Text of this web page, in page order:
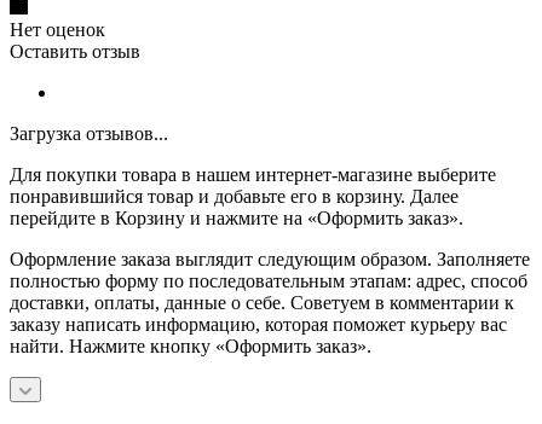
Нет оценок
Оставить отзыв
Загрузка отзывов...
Для покупки товара в нашем интернет-магазине выберите
понравившийся товар и добавьте его в корзину. Далее
перейдите в Корзину и нажмите на «Оформить заказ».
Оформление заказа выглядит следующим образом. Заполняете
полностью форму по последовательным этапам: адрес, способ
доставки, оплаты, данные о себе. Советуем в комментарии к
заказу написать информацию, которая поможет курьеру вас
найти. Нажмите кнопку «Оформить заказ».